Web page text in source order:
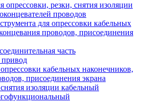
опрессовки, резки, снятия изоляции
проводов
для опрессовки кабельных
проводов, присоединения
часть
привод
кабельных наконечников,
присоединения экрана
изоляции кабельный